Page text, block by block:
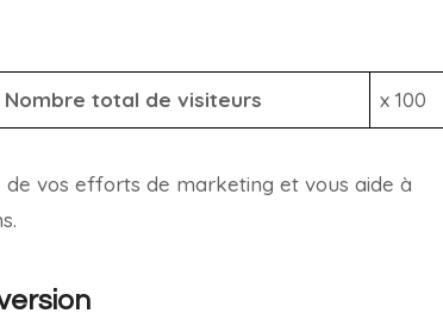
Nombre total de visiteurs x 100
vos efforts de marketing et vous aide à